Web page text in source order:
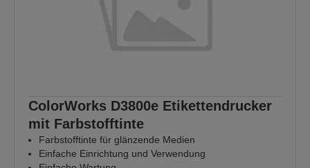
ColorWorks D3800e Etikettendrucker
mit Farbstofftinte
Farbstofftinte für glänzende Medien
Einfache Einrichtung und Verwendung